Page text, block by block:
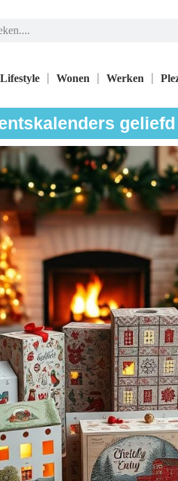
Lifestyle Wonen Werken